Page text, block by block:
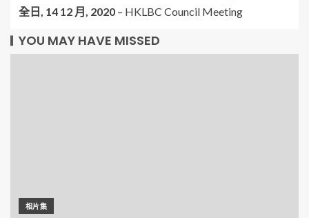
全日, 14 12 月, 2020 – HKLBC Council Meeting
YOU MAY HAVE MISSED
相片集